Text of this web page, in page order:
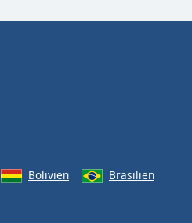
Bolivien
Brasilien